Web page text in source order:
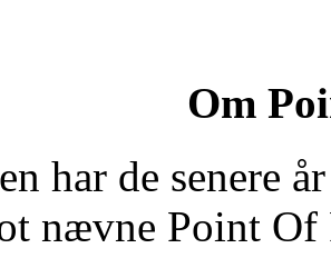
Om
har de senere
nævne Point Of